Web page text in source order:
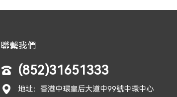
聯繫我們
(852)31651333
地址：香港中環皇后大道中99號中環中心